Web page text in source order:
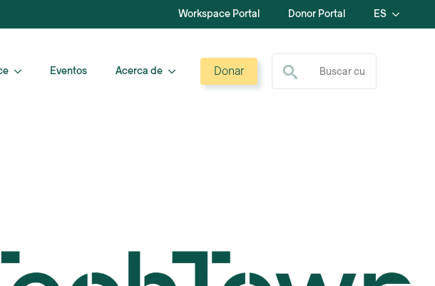
Workspace Portal Donor Portal ES
Eventos Acerca de Donar
Buscar: